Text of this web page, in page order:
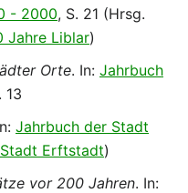
- 2000, S. 21 (Hrsg.
Jahre Liblar)
Orte. In: Jahrbuch
13
Jahrbuch der Stadt
Stadt Erftstadt)
vor 200 Jahren. In: